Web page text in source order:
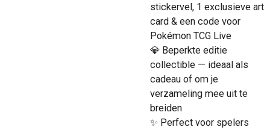
stickervel, 1 exclusieve art
card & een code voor
Pokémon TCG Live
💎 Beperkte editie
collectible — ideaal als
cadeau of om je
verzameling mee uit te
breiden
✨ Perfect voor spelers